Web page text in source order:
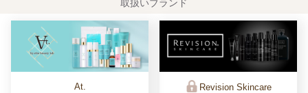
取扱いブランド
At. Revision Skincare